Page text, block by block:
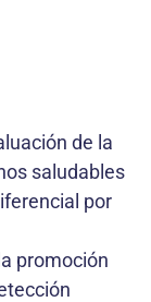
de la
saludables
por
promoción